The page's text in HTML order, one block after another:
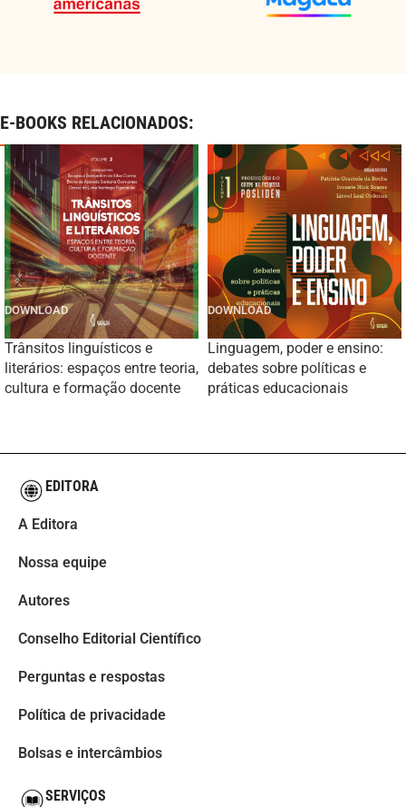
E-BOOKS RELACIONADOS:
Trânsitos linguísticos e
literários: espaços entre teoria,
cultura e formação docente
Linguagem, poder e ensino:
debates sobre políticas e
práticas educacionais
EDITORA
A Editora
Nossa equipe
Autores
Conselho Editorial Científico
Perguntas e respostas
Política de privacidade
Bolsas e intercâmbios
SERVIÇOS